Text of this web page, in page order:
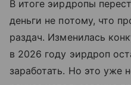
В итоге эирдропы
деньги не потому, что
раздач. Изменилась
в 2026 году эирдроп
заработать. Но это уже